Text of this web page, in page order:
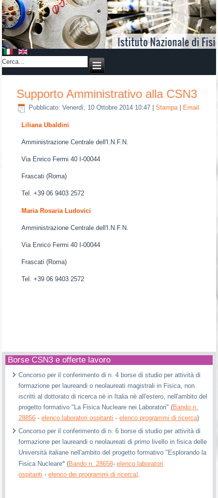
Supporto Amministrativo alla CSN3
Pubblicato: Venerdì, 10 Ottobre 2014 10:47 |Stampa Email
Liliana Ubaldini
Amministrazione Centrale dell'I.N.F.N.
Via Enrico Fermi 40 I-00044
Frascati (Roma)
Tel. +39 06 9403 2572
Maria Rosaria Ludovici
Amministrazione Centrale dell'I.N.F.N.
Via Enrico Fermi 40 I-00044
Frascati (Roma)
Tel. +39 06 9403 2572
Borse CSN3 e offerte lavoro
Concorso per il conferimento di n. 4 borse di studio per attività di
formazione per laureandi o neolaureati magistrali in Fisica, non
iscritti al dottorato di ricerca nè in Italia nè all'estero, nell'ambito del
progetto formativo "La Fisica Nucleare nei Laboratori" (Bando n.
28856 -elenco laboratori ospitanti -elenco programmi di ricerca)
Concorso per il conferimento di n. 6 borse di studio per attività di
formazione per laureandi o neolaureati di primo livello in fisica delle
Università italiane nell'ambito del progetto formativo "Esplorando la
Fisica Nucleare" (Bando n. 28658-elenco laboratori
ospitanti -elenco dei programmi di ricerca).